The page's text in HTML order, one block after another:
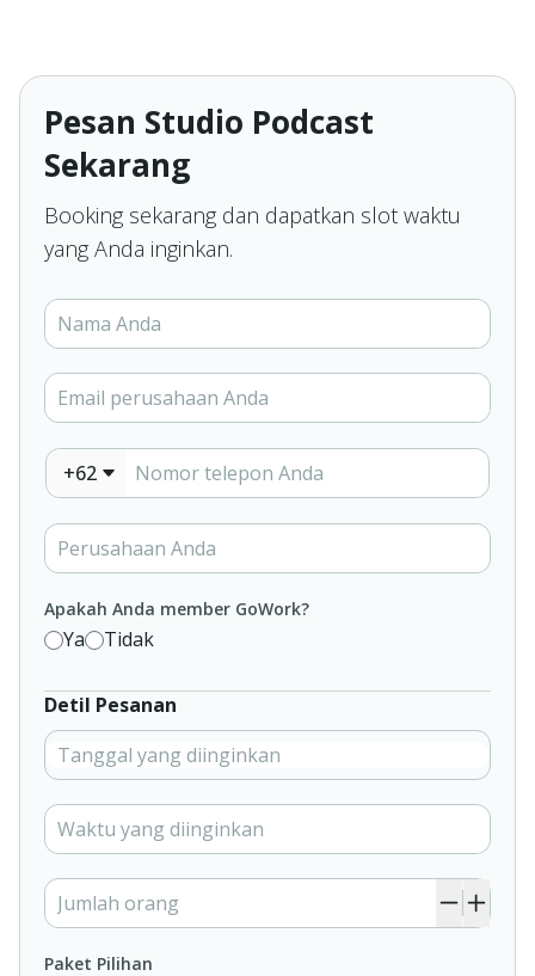
Pesan Studio Podcast
Sekarang
Booking sekarang dan dapatkan slot waktu
yang Anda inginkan.
+62
Apakah Anda member GoWork?
Ya Tidak
Detil Pesanan
Paket Pilihan